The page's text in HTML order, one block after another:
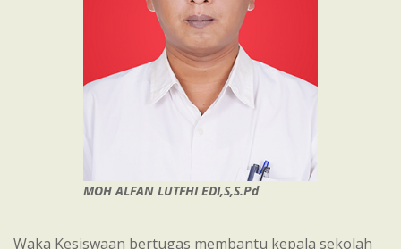
MOH ALFAN LUTFHI EDI,S,S.Pd
Waka Kesiswaan bertugas membantu kepala sekolah